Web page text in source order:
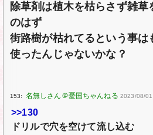
除草剤は植木を枯らさず雑草
のはず
街路樹が枯れてるという事は
使ったんじゃないかな？
153: 2023/08/
>>130
ドリルで穴を空けて流し込む